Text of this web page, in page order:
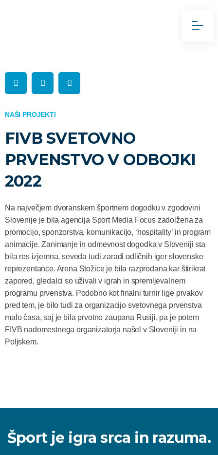
NAŠI PROJEKTI
FIVB SVETOVNO
PRVENSTVO V ODBOJKI
2022
Na največjem dvoranskem športnem dogodku v zgodovini
Slovenije je bila agencija Sport Media Focus zadolžena za
promocijo, sponzorstva, komunikacijo, ‘hospitality’ in program
animacije. Zanimanje in odmevnost dogodka v Sloveniji sta
bila res izjemna, seveda tudi zaradi odličnih iger slovenske
reprezentance. Arena Stožice je bila razprodana kar štirikrat
zapored, gledalci so uživali v igrah in spremljevalnem
programu prvenstva. Podobno kot finalni turnir lige prvakov
pred tem, je bilo tudi za organizacijo svetovnega prvenstva
malo časa, saj je bila prvotno zaupana Rusiji, pa je potem
FIVB nadomestnega organizatorja našel v Sloveniji in na
Poljskem.
Šport je igra srca in razuma.